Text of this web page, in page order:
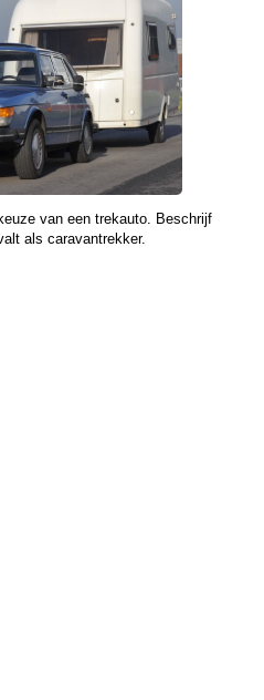
van een trekauto. Beschrijf
als caravantrekker.